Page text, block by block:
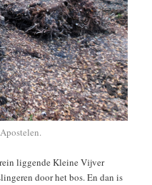
liggende Kleine Vijver
door het bos. En dan is